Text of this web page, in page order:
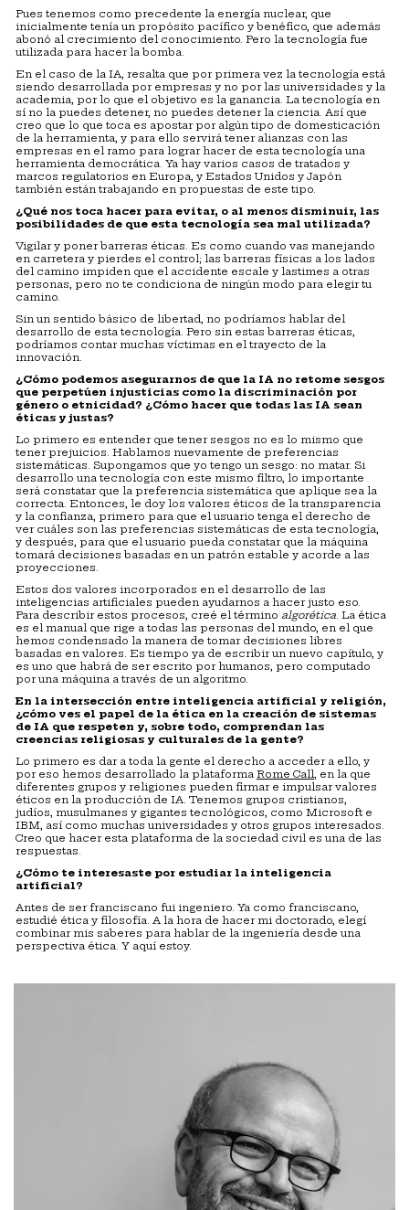
Pues tenemos como precedente la energía nuclear, que
inicialmente tenía un propósito pacífico y benéfico, que además
abonó al crecimiento del conocimiento. Pero la tecnología fue
utilizada para hacer la bomba.
En el caso de la IA, resalta que por primera vez la tecnología está
siendo desarrollada por empresas y no por las universidades y la
academia, por lo que el objetivo es la ganancia. La tecnología en
sí no la puedes detener, no puedes detener la ciencia. Así que
creo que lo que toca es apostar por algún tipo de domesticación
de la herramienta, y para ello servirá tener alianzas con las
empresas en el ramo para lograr hacer de esta tecnología una
herramienta democrática. Ya hay varios casos de tratados y
marcos regulatorios en Europa, y Estados Unidos y Japón
también están trabajando en propuestas de este tipo.
¿Qué nos toca hacer para evitar, o al menos disminuir, las
posibilidades de que esta tecnología sea mal utilizada?
Vigilar y poner barreras éticas. Es como cuando vas manejando
en carretera y pierdes el control; las barreras físicas a los lados
del camino impiden que el accidente escale y lastimes a otras
personas, pero no te condiciona de ningún modo para elegir tu
camino.
Sin un sentido básico de libertad, no podríamos hablar del
desarrollo de esta tecnología. Pero sin estas barreras éticas,
podríamos contar muchas víctimas en el trayecto de la
innovación.
¿Cómo podemos asegurarnos de que la IA no retome sesgos
que perpetúen injusticias como la discriminación por
género o etnicidad? ¿Cómo hacer que todas las IA sean
éticas y justas?
Lo primero es entender que tener sesgos no es lo mismo que
tener prejuicios. Hablamos nuevamente de preferencias
sistemáticas. Supongamos que yo tengo un sesgo: no matar. Si
desarrollo una tecnología con este mismo filtro, lo importante
será constatar que la preferencia sistemática que aplique sea la
correcta. Entonces, le doy los valores éticos de la transparencia
y la confianza, primero para que el usuario tenga el derecho de
ver cuáles son las preferencias sistemáticas de esta tecnología,
y después, para que el usuario pueda constatar que la máquina
tomará decisiones basadas en un patrón estable y acorde a las
proyecciones.
Estos dos valores incorporados en el desarrollo de las
inteligencias artificiales pueden ayudarnos a hacer justo eso.
Para describir estos procesos, creé el término algorética. La ética
es el manual que rige a todas las personas del mundo, en el que
hemos condensado la manera de tomar decisiones libres
basadas en valores. Es tiempo ya de escribir un nuevo capítulo, y
es uno que habrá de ser escrito por humanos, pero computado
por una máquina a través de un algoritmo.
En la intersección entre inteligencia artificial y religión,
¿cómo ves el papel de la ética en la creación de sistemas
de IA que respeten y, sobre todo, comprendan las
creencias religiosas y culturales de la gente?
Lo primero es dar a toda la gente el derecho a acceder a ello, y
por eso hemos desarrollado la plataforma Rome Call, en la que
diferentes grupos y religiones pueden firmar e impulsar valores
éticos en la producción de IA. Tenemos grupos cristianos,
judíos, musulmanes y gigantes tecnológicos, como Microsoft e
IBM, así como muchas universidades y otros grupos interesados.
Creo que hacer esta plataforma de la sociedad civil es una de las
respuestas.
¿Cómo te interesaste por estudiar la inteligencia
artificial?
Antes de ser franciscano fui ingeniero. Ya como franciscano,
estudié ética y filosofía. A la hora de hacer mi doctorado, elegí
combinar mis saberes para hablar de la ingeniería desde una
perspectiva ética. Y aquí estoy.